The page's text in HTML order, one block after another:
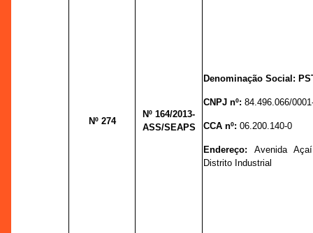
Nº 274
Nº 164/2013-
ASS/SEAPS
Denominação Social:
CNPJ nº:84.496.066/
CCA nº:06.200.140-0
Endereço: Avenida
Distrito Industrial